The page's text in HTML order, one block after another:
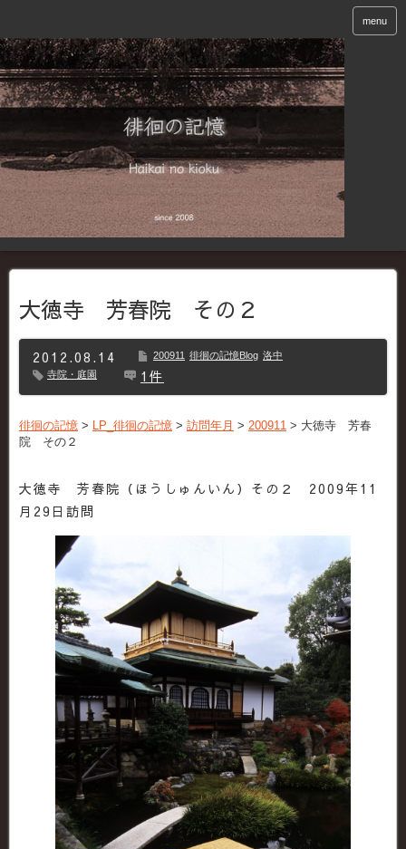
menu
大徳寺 芳春院 その２
2012.08.14 200911 徘徊の記憶Blog 洛中
寺院・庭園
1件
徘徊の記憶 > LP_徘徊の記憶 > 訪問年月 > 200911 > 大徳寺 芳春
院 その２
大徳寺 芳春院（ほうしゅんいん）その２ 2009年11
月29日訪問